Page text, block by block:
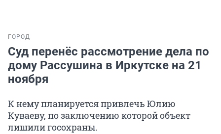
ГОРОД
Суд перенёс рассмотрение дела по
дому Рассушина в Иркутске на 21
ноября
К нему планируется привлечь Юлию
Куваеву, по заключению которой объект
лишили госохраны.